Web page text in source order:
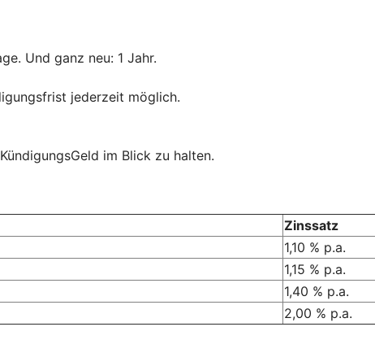
Und ganz neu: 1 Jahr.
jederzeit möglich.
im Blick zu halten.
Zinssatz
1,10 % p.a.
1,15 % p.a.
1,40 % p.a.
2,00 % p.a.